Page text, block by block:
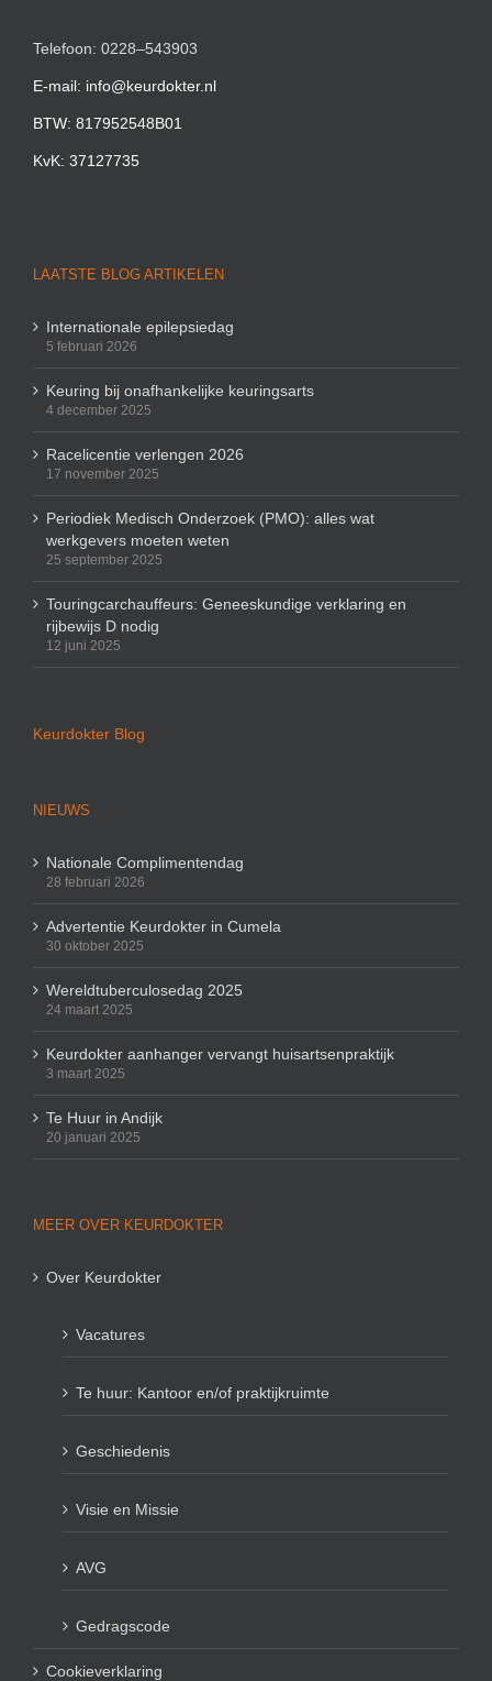
Telefoon: 0228–543903
E-mail: info@keurdokter.nl
BTW: 817952548B01
KvK: 37127735
LAATSTE BLOG ARTIKELEN
Internationale epilepsiedag
5 februari 2026
Keuring bij onafhankelijke keuringsarts
4 december 2025
Racelicentie verlengen 2026
17 november 2025
Periodiek Medisch Onderzoek (PMO): alles wat
werkgevers moeten weten
25 september 2025
Touringcarchauffeurs: Geneeskundige verklaring en
rijbewijs D nodig
12 juni 2025
Keurdokter Blog
NIEUWS
Nationale Complimentendag
28 februari 2026
Advertentie Keurdokter in Cumela
30 oktober 2025
Wereldtuberculosedag 2025
24 maart 2025
Keurdokter aanhanger vervangt huisartsenpraktijk
3 maart 2025
Te Huur in Andijk
20 januari 2025
MEER OVER KEURDOKTER
Over Keurdokter
Vacatures
Te huur: Kantoor en/of praktijkruimte
Geschiedenis
Visie en Missie
AVG
Gedragscode
Cookieverklaring